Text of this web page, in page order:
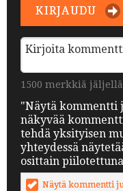
KIRJAUDU
1500 merkkiä jäljellä
"Näytä kommentti
näkyvää
tehdä yksityisen
yhteydessä
osittain
Näytä kommentti